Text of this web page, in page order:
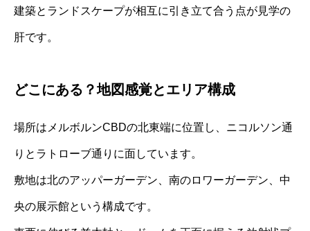
建築とランドスケープが相互に引き立て合う点が見学の
肝です。
どこにある？地図感覚とエリア構成
場所はメルボルンCBDの北東端に位置し、ニコルソン通
りとラトローブ通りに面しています。
敷地は北のアッパーガーデン、南のロワーガーデン、中
央の展示館という構成です。